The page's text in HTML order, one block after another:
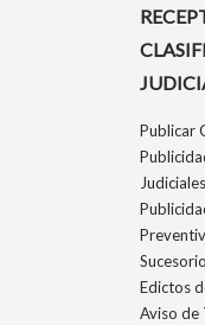
Publicar
Edictos
Aviso de